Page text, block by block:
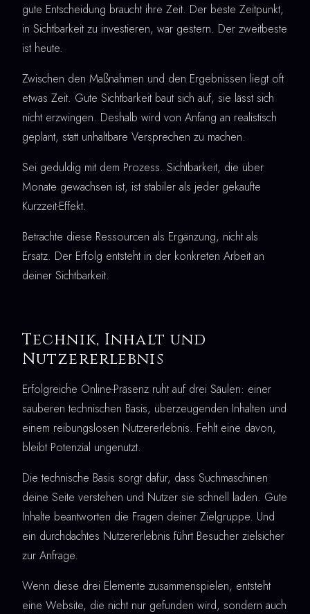
gute Entscheidung braucht ihre Zeit. Der beste Zeitpunkt,
in Sichtbarkeit zu investieren, war gestern. Der zweitbeste
ist heute.
Zwischen den Maßnahmen und den Ergebnissen liegt oft
etwas Zeit. Gute Sichtbarkeit baut sich auf, sie lässt sich
nicht erzwingen. Deshalb wird von Anfang an realistisch
geplant, statt unhaltbare Versprechen zu machen.
Sei geduldig mit dem Prozess. Sichtbarkeit, die über
Monate gewachsen ist, ist stabiler als jeder gekaufte
Kurzzeit-Effekt.
Betrachte diese Ressourcen als Ergänzung, nicht als
Ersatz. Der Erfolg entsteht in der konkreten Arbeit an
deiner Sichtbarkeit.
Technik, Inhalt und
Nutzererlebnis
Erfolgreiche Online-Präsenz ruht auf drei Säulen: einer
sauberen technischen Basis, überzeugenden Inhalten und
einem reibungslosen Nutzererlebnis. Fehlt eine davon,
bleibt Potenzial ungenutzt.
Die technische Basis sorgt dafür, dass Suchmaschinen
deine Seite verstehen und Nutzer sie schnell laden. Gute
Inhalte beantworten die Fragen deiner Zielgruppe. Und
ein durchdachtes Nutzererlebnis führt Besucher zielsicher
zur Anfrage.
Wenn diese drei Elemente zusammenspielen, entsteht
eine Website, die nicht nur gefunden wird, sondern auch